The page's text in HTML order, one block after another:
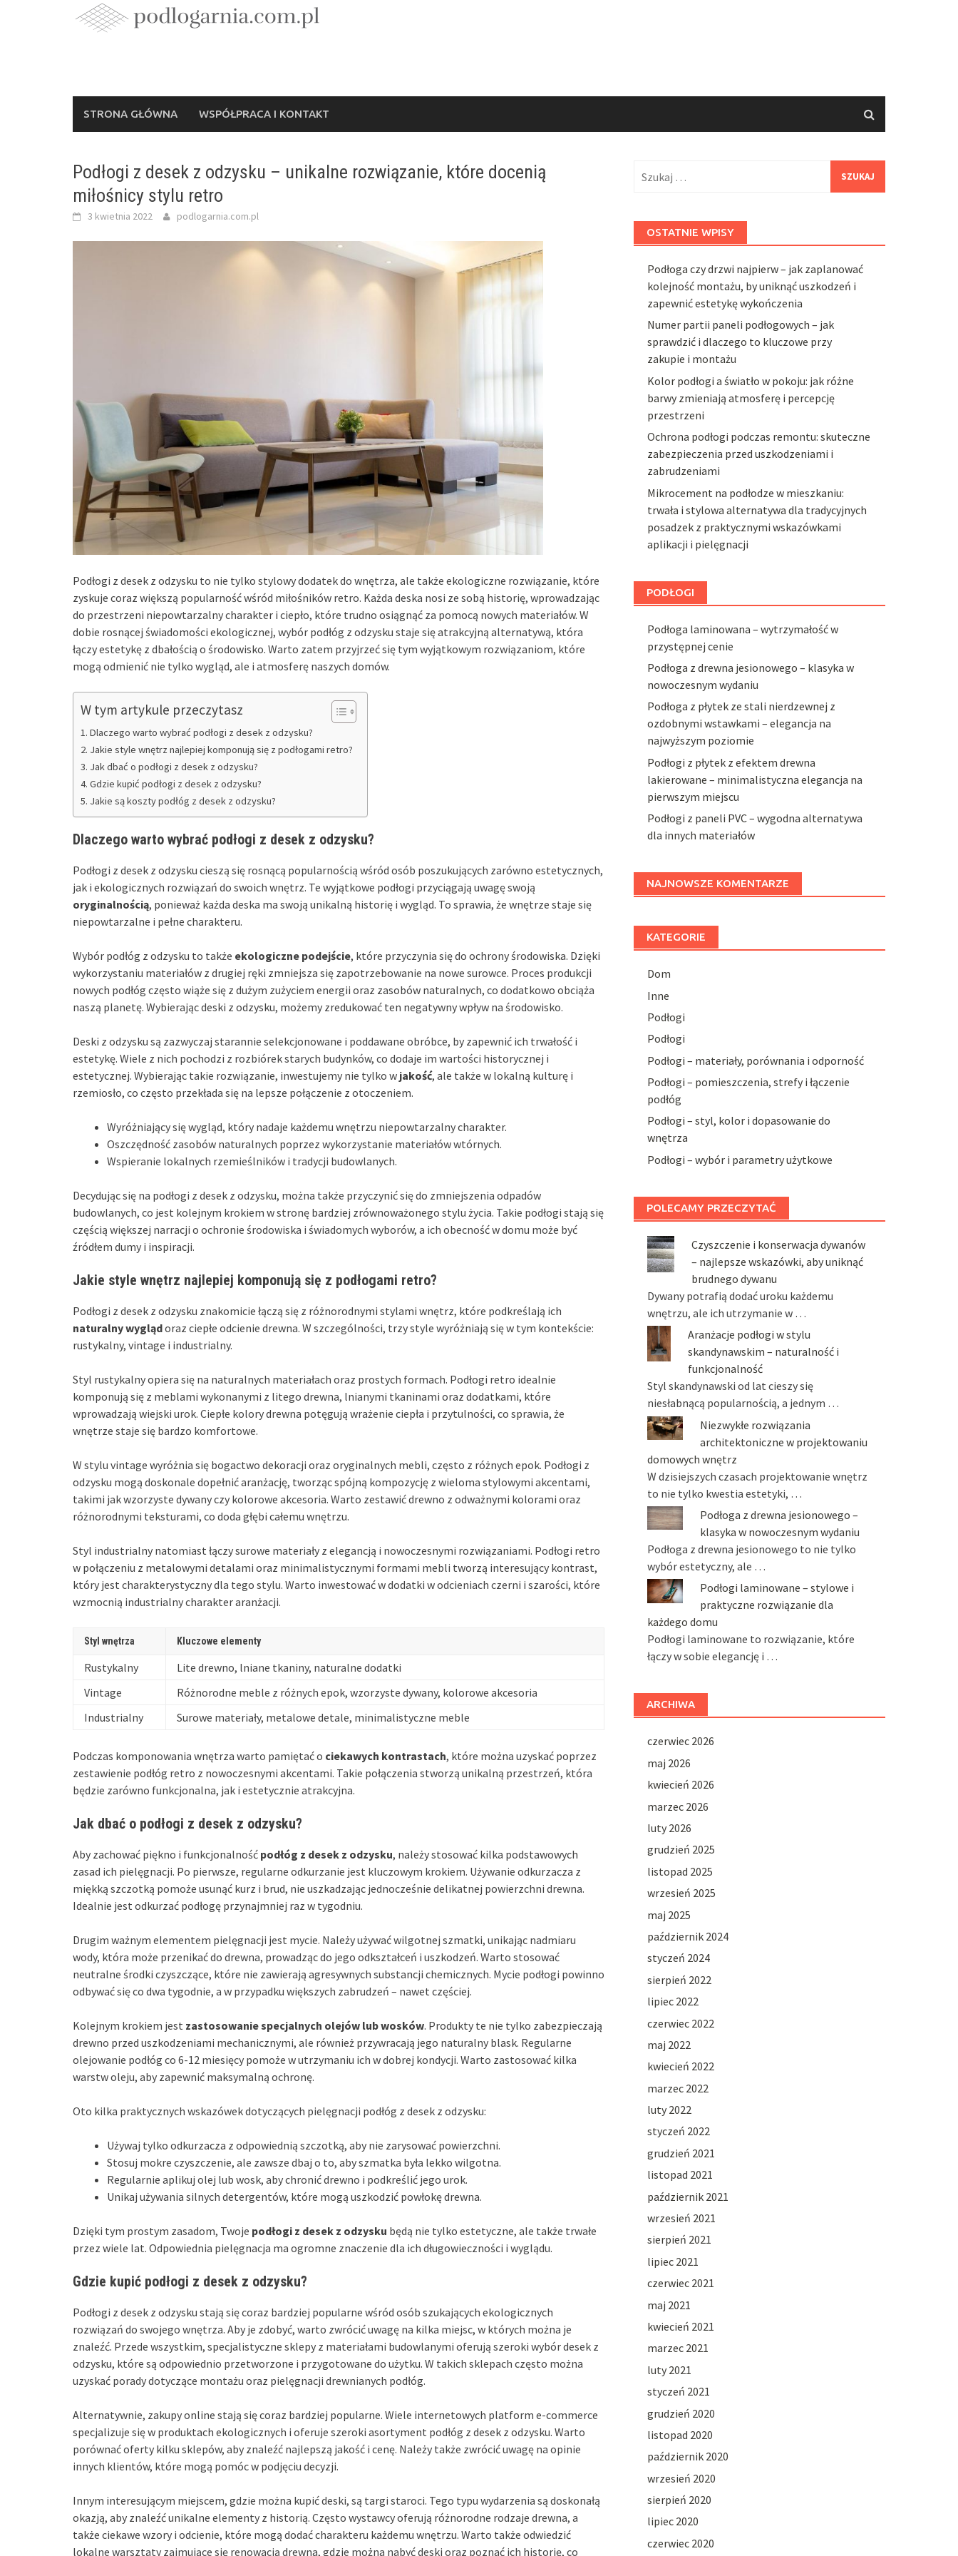
STRONA GŁÓWNA WSPÓŁPRACA I KONTAKT
Podłogi z desek z odzysku – unikalne rozwiązanie, które docenią
miłośnicy stylu retro
3 kwietnia 2022 podlogarnia.com.pl
Podłogi z desek z odzysku to nie tylko stylowy dodatek do wnętrza, ale także ekologiczne rozwiązanie, które
zyskuje coraz większą popularność wśród miłośników retro. Każda deska nosi ze sobą historię, wprowadzając
do przestrzeni niepowtarzalny charakter i ciepło, które trudno osiągnąć za pomocą nowych materiałów. W
dobie rosnącej świadomości ekologicznej, wybór podłóg z odzysku staje się atrakcyjną alternatywą, która
łączy estetykę z dbałością o środowisko. Warto zatem przyjrzeć się tym wyjątkowym rozwiązaniom, które
mogą odmienić nie tylko wygląd, ale i atmosferę naszych domów.
W tym artykule przeczytasz
Dlaczego warto wybrać podłogi z desek z odzysku?
Jakie style wnętrz najlepiej komponują się z podłogami retro?
Jak dbać o podłogi z desek z odzysku?
Gdzie kupić podłogi z desek z odzysku?
Jakie są koszty podłóg z desek z odzysku?
Dlaczego warto wybrać podłogi z desek z odzysku?
Podłogi z desek z odzysku cieszą się rosnącą popularnością wśród osób poszukujących zarówno estetycznych,
jak i ekologicznych rozwiązań do swoich wnętrz. Te wyjątkowe podłogi przyciągają uwagę swoją
oryginalnością, ponieważ każda deska ma swoją unikalną historię i wygląd. To sprawia, że wnętrze staje się
niepowtarzalne i pełne charakteru.
Wybór podłóg z odzysku to także ekologiczne podejście, które przyczynia się do ochrony środowiska. Dzięki
wykorzystaniu materiałów z drugiej ręki zmniejsza się zapotrzebowanie na nowe surowce. Proces produkcji
nowych podłóg często wiąże się z dużym zużyciem energii oraz zasobów naturalnych, co dodatkowo obciąża
naszą planetę. Wybierając deski z odzysku, możemy zredukować ten negatywny wpływ na środowisko.
Deski z odzysku są zazwyczaj starannie selekcjonowane i poddawane obróbce, by zapewnić ich trwałość i
estetykę. Wiele z nich pochodzi z rozbiórek starych budynków, co dodaje im wartości historycznej i
estetycznej. Wybierając takie rozwiązanie, inwestujemy nie tylko w jakość, ale także w lokalną kulturę i
rzemiosło, co często przekłada się na lepsze połączenie z otoczeniem.
Wyróżniający się wygląd, który nadaje każdemu wnętrzu niepowtarzalny charakter.
Oszczędność zasobów naturalnych poprzez wykorzystanie materiałów wtórnych.
Wspieranie lokalnych rzemieślników i tradycji budowlanych.
Decydując się na podłogi z desek z odzysku, można także przyczynić się do zmniejszenia odpadów
budowlanych, co jest kolejnym krokiem w stronę bardziej zrównoważonego stylu życia. Takie podłogi stają się
częścią większej narracji o ochronie środowiska i świadomych wyborów, a ich obecność w domu może być
źródłem dumy i inspiracji.
Jakie style wnętrz najlepiej komponują się z podłogami retro?
Podłogi z desek z odzysku znakomicie łączą się z różnorodnymi stylami wnętrz, które podkreślają ich
naturalny wyglądoraz ciepłe odcienie drewna. W szczególności, trzy style wyróżniają się w tym kontekście:
rustykalny, vintage i industrialny.
Styl rustykalny opiera się na naturalnych materiałach oraz prostych formach. Podłogi retro idealnie
komponują się z meblami wykonanymi z litego drewna, lnianymi tkaninami oraz dodatkami, które
wprowadzają wiejski urok. Ciepłe kolory drewna potęgują wrażenie ciepła i przytulności, co sprawia, że
wnętrze staje się bardzo komfortowe.
W stylu vintage wyróżnia się bogactwo dekoracji oraz oryginalnych mebli, często z różnych epok. Podłogi z
odzysku mogą doskonale dopełnić aranżację, tworząc spójną kompozycję z wieloma stylowymi akcentami,
takimi jak wzorzyste dywany czy kolorowe akcesoria. Warto zestawić drewno z odważnymi kolorami oraz
różnorodnymi teksturami, co doda głębi całemu wnętrzu.
Styl industrialny natomiast łączy surowe materiały z elegancją i nowoczesnymi rozwiązaniami. Podłogi retro
w połączeniu z metalowymi detalami oraz minimalistycznymi formami mebli tworzą interesujący kontrast,
który jest charakterystyczny dla tego stylu. Warto inwestować w dodatki w odcieniach czerni i szarości, które
wzmocnią industrialny charakter aranżacji.
Styl wnętrza Kluczowe elementy
Rustykalny
Lite drewno, lniane tkaniny, naturalne dodatki
Vintage
Różnorodne meble z różnych epok, wzorzyste dywany, kolorowe akcesoria
Industrialny
Surowe materiały, metalowe detale, minimalistyczne meble
Podczas komponowania wnętrza warto pamiętać o ciekawych kontrastach, które można uzyskać poprzez
zestawienie podłóg retro z nowoczesnymi akcentami. Takie połączenia stworzą unikalną przestrzeń, która
będzie zarówno funkcjonalna, jak i estetycznie atrakcyjna.
Jak dbać o podłogi z desek z odzysku?
Aby zachować piękno i funkcjonalność podłóg z desek z odzysku, należy stosować kilka podstawowych
zasad ich pielęgnacji. Po pierwsze, regularne odkurzanie jest kluczowym krokiem. Używanie odkurzacza z
miękką szczotką pomoże usunąć kurz i brud, nie uszkadzając jednocześnie delikatnej powierzchni drewna.
Idealnie jest odkurzać podłogę przynajmniej raz w tygodniu.
Drugim ważnym elementem pielęgnacji jest mycie. Należy używać wilgotnej szmatki, unikając nadmiaru
wody, która może przenikać do drewna, prowadząc do jego odkształceń i uszkodzeń. Warto stosować
neutralne środki czyszczące, które nie zawierają agresywnych substancji chemicznych. Mycie podłogi powinno
odbywać się co dwa tygodnie, a w przypadku większych zabrudzeń – nawet częściej.
Kolejnym krokiem jest zastosowanie specjalnych olejów lub wosków. Produkty te nie tylko zabezpieczają
drewno przed uszkodzeniami mechanicznymi, ale również przywracają jego naturalny blask. Regularne
olejowanie podłóg co 6-12 miesięcy pomoże w utrzymaniu ich w dobrej kondycji. Warto zastosować kilka
warstw oleju, aby zapewnić maksymalną ochronę.
Oto kilka praktycznych wskazówek dotyczących pielęgnacji podłóg z desek z odzysku:
Używaj tylko odkurzacza z odpowiednią szczotką, aby nie zarysować powierzchni.
Stosuj mokre czyszczenie, ale zawsze dbaj o to, aby szmatka była lekko wilgotna.
Regularnie aplikuj olej lub wosk, aby chronić drewno i podkreślić jego urok.
Unikaj używania silnych detergentów, które mogą uszkodzić powłokę drewna.
Dzięki tym prostym zasadom, Twoje podłogi z desek z odzysku będą nie tylko estetyczne, ale także trwałe
przez wiele lat. Odpowiednia pielęgnacja ma ogromne znaczenie dla ich długowieczności i wyglądu.
Gdzie kupić podłogi z desek z odzysku?
Podłogi z desek z odzysku stają się coraz bardziej popularne wśród osób szukających ekologicznych
rozwiązań do swojego wnętrza. Aby je zdobyć, warto zwrócić uwagę na kilka miejsc, w których można je
znaleźć. Przede wszystkim, specjalistyczne sklepy z materiałami budowlanymi oferują szeroki wybór desek z
odzysku, które są odpowiednio przetworzone i przygotowane do użytku. W takich sklepach często można
uzyskać porady dotyczące montażu oraz pielęgnacji drewnianych podłóg.
Alternatywnie, zakupy online stają się coraz bardziej popularne. Wiele internetowych platform e-commerce
specjalizuje się w produktach ekologicznych i oferuje szeroki asortyment podłóg z desek z odzysku. Warto
porównać oferty kilku sklepów, aby znaleźć najlepszą jakość i cenę. Należy także zwrócić uwagę na opinie
innych klientów, które mogą pomóc w podjęciu decyzji.
Innym interesującym miejscem, gdzie można kupić deski, są targi staroci. Tego typu wydarzenia są doskonałą
okazją, aby znaleźć unikalne elementy z historią. Często wystawcy oferują różnorodne rodzaje drewna, a
także ciekawe wzory i odcienie, które mogą dodać charakteru każdemu wnętrzu. Warto także odwiedzić
lokalne warsztaty zajmujące się renowacją drewna, gdzie można nabyć deski oraz poznać ich historię, co
OSTATNIE WPISY
Podłoga czy drzwi najpierw – jak zaplanować
kolejność montażu, by uniknąć uszkodzeń i
zapewnić estetykę wykończenia
Numer partii paneli podłogowych – jak
sprawdzić i dlaczego to kluczowe przy
zakupie i montażu
Kolor podłogi a światło w pokoju: jak różne
barwy zmieniają atmosferę i percepcję
przestrzeni
Ochrona podłogi podczas remontu: skuteczne
zabezpieczenia przed uszkodzeniami i
zabrudzeniami
Mikrocement na podłodze w mieszkaniu:
trwała i stylowa alternatywa dla tradycyjnych
posadzek z praktycznymi wskazówkami
aplikacji i pielęgnacji
PODŁOGI
Podłoga laminowana – wytrzymałość w
przystępnej cenie
Podłoga z drewna jesionowego – klasyka w
nowoczesnym wydaniu
Podłoga z płytek ze stali nierdzewnej z
ozdobnymi wstawkami – elegancja na
najwyższym poziomie
Podłogi z płytek z efektem drewna
lakierowane – minimalistyczna elegancja na
pierwszym miejscu
Podłogi z paneli PVC – wygodna alternatywa
dla innych materiałów
NAJNOWSZE KOMENTARZE
KATEGORIE
Dom
Inne
Podłogi
Podłogi
Podłogi – materiały, porównania i odporność
Podłogi – pomieszczenia, strefy i łączenie
podłóg
Podłogi – styl, kolor i dopasowanie do
wnętrza
Podłogi – wybór i parametry użytkowe
POLECAMY PRZECZYTAĆ
Czyszczenie i konserwacja dywanów
– najlepsze wskazówki, aby uniknąć
brudnego dywanu
Dywany potrafią dodać uroku każdemu
wnętrzu, ale ich utrzymanie w …
Aranżacje podłogi w stylu
skandynawskim – naturalność i
funkcjonalność
Styl skandynawski od lat cieszy się
niesłabnącą popularnością, a jednym …
Niezwykłe rozwiązania
architektoniczne w projektowaniu
domowych wnętrz
W dzisiejszych czasach projektowanie wnętrz
to nie tylko kwestia estetyki, …
Podłoga z drewna jesionowego –
klasyka w nowoczesnym wydaniu
Podłoga z drewna jesionowego to nie tylko
wybór estetyczny, ale …
Podłogi laminowane – stylowe i
praktyczne rozwiązanie dla
każdego domu
Podłogi laminowane to rozwiązanie, które
łączy w sobie elegancję i …
ARCHIWA
czerwiec 2026
maj 2026
kwiecień 2026
marzec 2026
luty 2026
grudzień 2025
listopad 2025
wrzesień 2025
maj 2025
październik 2024
styczeń 2024
sierpień 2022
lipiec 2022
czerwiec 2022
maj 2022
kwiecień 2022
marzec 2022
luty 2022
styczeń 2022
grudzień 2021
listopad 2021
październik 2021
wrzesień 2021
sierpień 2021
lipiec 2021
czerwiec 2021
maj 2021
kwiecień 2021
marzec 2021
luty 2021
styczeń 2021
grudzień 2020
listopad 2020
październik 2020
wrzesień 2020
sierpień 2020
lipiec 2020
czerwiec 2020